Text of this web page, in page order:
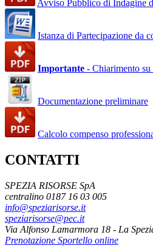
Avviso Pubblico di Indagine
Istanza di Partecipazione da
Importante - Chiarimento
Documentazione preliminare
Calcolo compenso
CONTATTI
SPEZIA RISORSE SpA
centralino 0187 16 03 005
info@speziarisorse.it
speziarisorse@pec.it
Via Alfonso Lamarmora 18 - La
Prenotazione Sportello online